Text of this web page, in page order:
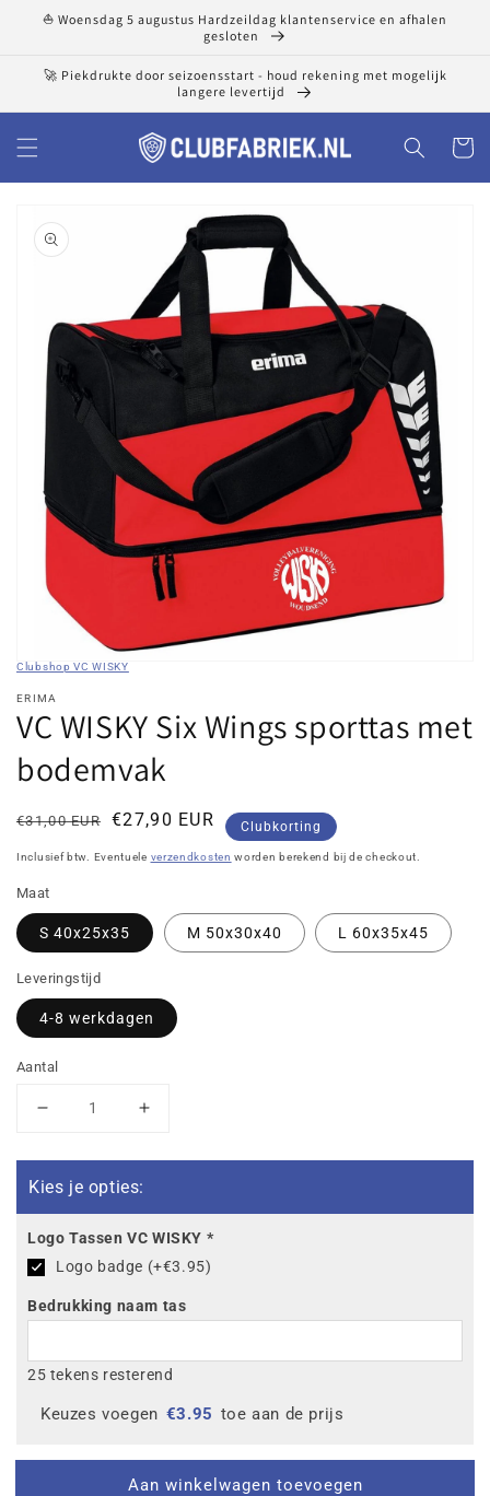
naar de
⛵ Woensdag 5 augustus Hardzeildag klantenservice en afhalen
gesloten
🚀 Piekdrukte door seizoensstart - houd rekening met mogelijk
langere levertijd
Uitgelichte
media
galerieweergave
Clubshop VC WISKY
ERIMA
VC WISKY Six Wings sporttas met
bodemvak
Normale
€31,00 EUR
Kortingsprijs€27,90 EUR Clubkorting
Inclusief btw. Eventuele verzendkosten worden berekend bij de checkout.
Maat
S 40x25x35 M 50x30x40 L 60x35x45
Leveringstijd
4-8 werkdagen
Aantal
Aantal
voor
VC
WISKY
Six
Wings
sporttas
met
bodemvak
Aantal
voor
WISKY
Six
Wings
sporttas
met
bodemvak
Kies je opties:
Logo Tassen VC WISKY *
Logo badge (+€3.95)
Bedrukking naam tas
25 tekens resterend
Keuzes voegen €3.95 toe aan de prijs
Aan winkelwagen toevoegen